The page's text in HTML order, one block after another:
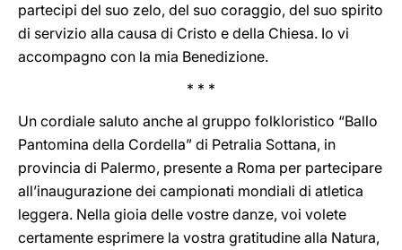
partecipi del suo zelo, del suo coraggio, del suo spirito
di servizio alla causa di Cristo e della Chiesa. Io vi
accompagno con la mia Benedizione.
* * *
Un cordiale saluto anche al gruppo folkloristico “Ballo
Pantomina della Cordella” di Petralia Sottana, in
provincia di Palermo, presente a Roma per partecipare
all’inaugurazione dei campionati mondiali di atletica
leggera. Nella gioia delle vostre danze, voi volete
certamente esprimere la vostra gratitudine alla Natura,